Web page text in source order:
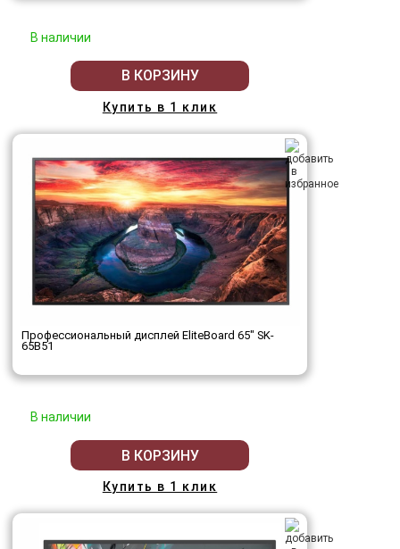
В наличии
В КОРЗИНУ
Купить в 1 клик
Профессиональный дисплей EliteBoard 65" SK-
65B51
В наличии
В КОРЗИНУ
Купить в 1 клик